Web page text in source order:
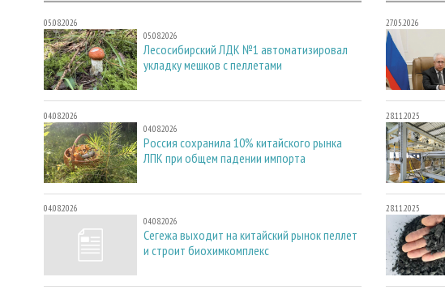
05.08.2026
05.08.2026
Лесосибирский ЛДК №1 автоматизировал
укладку мешков с пеллетами
04.08.2026
04.08.2026
Россия сохранила 10% китайского рынка
ЛПК при общем падении импорта
04.08.2026
04.08.2026
Сегежа выходит на китайский рынок пеллет
и строит биохимкомплекс
27.05.2026
28.11.2025
28.11.2025